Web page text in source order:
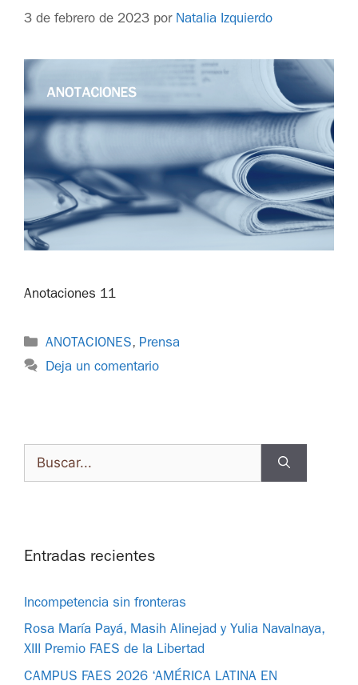
3 de febrero de 2023 por Natalia Izquierdo
Anotaciones 11
ANOTACIONES, Prensa
Deja un comentario
Entradas recientes
Incompetencia sin fronteras
Rosa María Payá, Masih Alinejad y Yulia Navalnaya,
XIII Premio FAES de la Libertad
CAMPUS FAES 2026 ‘AMÉRICA LATINA EN